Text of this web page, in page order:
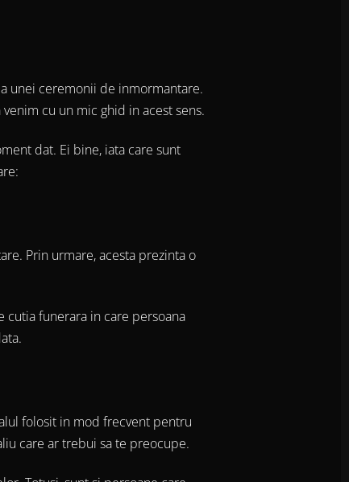
unei ceremonii de inmormantare.
cu un mic ghid in acest sens.
dat. Ei bine, iata care sunt
Prin urmare, acesta prezinta o
cutia funerara in care persoana
folosit in mod frecvent pentru
care ar trebui sa te preocupe.